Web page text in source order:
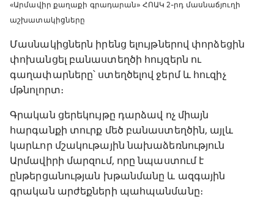
«Արմավիր քաղաքի գրադարան» ՀՈԱԿ 2-րդ մասնաճյուղի
աշխատակիցները
Մասնակիցներն իրենց ելույթներով փորձեցին
փոխանցել բանաստեղծի հույզերն ու
գաղափարները՝ ստեղծելով ջերմ և հուզիչ
մթնոլորտ։
Գրական ցերեկույթը դարձավ ոչ միայն
հարգանքի տուրք մեծ բանաստեղծին, այլև
կարևոր մշակութային նախաձեռնություն
Արմավիրի մարզում, որը նպաստում է
ընթերցանության խթանմանը և ազգային
գրական արժեքների պահպանմանը։